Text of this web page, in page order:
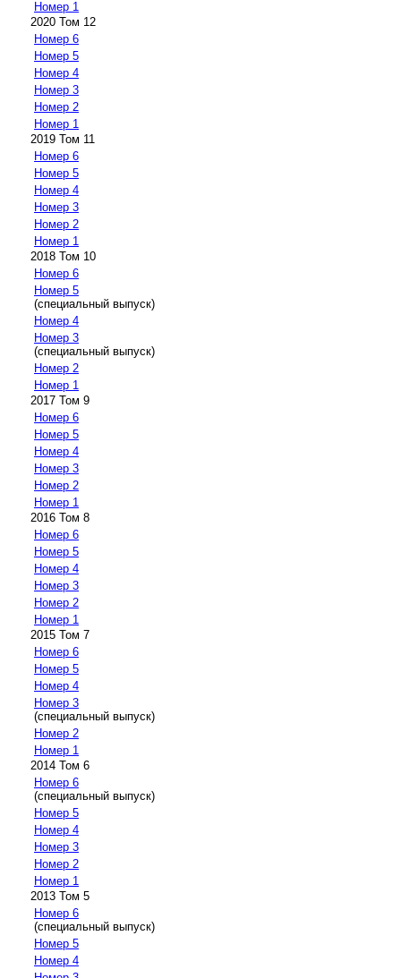
Номер 1
2020 Том 12
Номер 6
Номер 5
Номер 4
Номер 3
Номер 2
Номер 1
2019 Том 11
Номер 6
Номер 5
Номер 4
Номер 3
Номер 2
Номер 1
2018 Том 10
Номер 6
Номер 5
(специальный выпуск)
Номер 4
Номер 3
(специальный выпуск)
Номер 2
Номер 1
2017 Том 9
Номер 6
Номер 5
Номер 4
Номер 3
Номер 2
Номер 1
2016 Том 8
Номер 6
Номер 5
Номер 4
Номер 3
Номер 2
Номер 1
2015 Том 7
Номер 6
Номер 5
Номер 4
Номер 3
(специальный выпуск)
Номер 2
Номер 1
2014 Том 6
Номер 6
(специальный выпуск)
Номер 5
Номер 4
Номер 3
Номер 2
Номер 1
2013 Том 5
Номер 6
(специальный выпуск)
Номер 5
Номер 4